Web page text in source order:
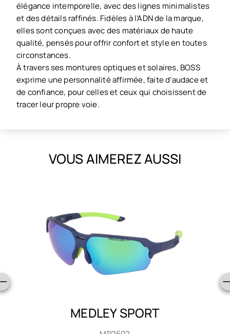
élégance intemporelle, avec des lignes minimalistes
et des détails raffinés. Fidèles à l’ADN de la marque,
elles sont conçues avec des matériaux de haute
qualité, pensés pour offrir confort et style en toutes
circonstances.
À travers ses montures optiques et solaires, BOSS
exprime une personnalité affirmée, faite d’audace et
de confiance, pour celles et ceux qui choisissent de
tracer leur propre voie.
VOUS AIMEREZ AUSSI
MEDLEY SPORT